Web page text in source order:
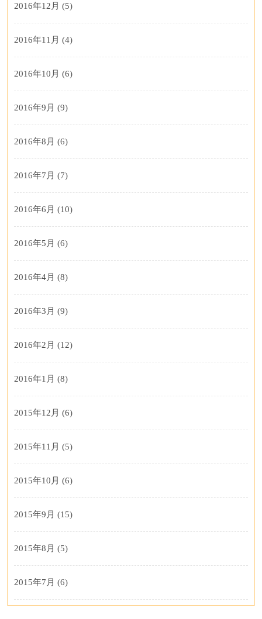
2016年12月 (5)
2016年11月 (4)
2016年10月 (6)
2016年9月 (9)
2016年8月 (6)
2016年7月 (7)
2016年6月 (10)
2016年5月 (6)
2016年4月 (8)
2016年3月 (9)
2016年2月 (12)
2016年1月 (8)
2015年12月 (6)
2015年11月 (5)
2015年10月 (6)
2015年9月 (15)
2015年8月 (5)
2015年7月 (6)